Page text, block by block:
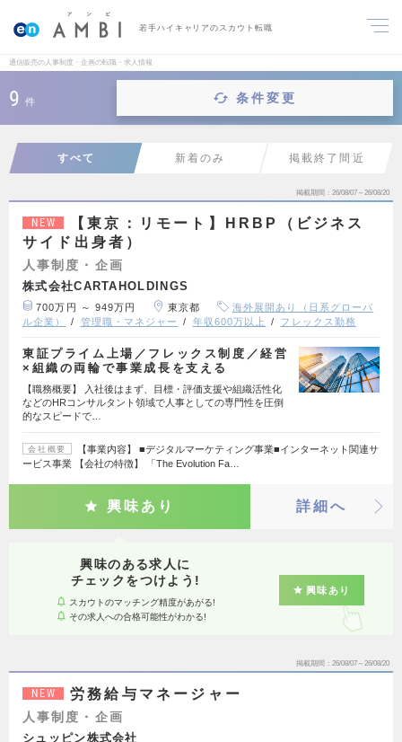
若手ハイキャリアのスカウト転職
通信販売の人事制度・企画の転職・求人情報
9 件 条件変更
すべて 新着のみ 掲載終了間近
掲載期間 26/08/07～26/08/20
NEW
【東京：リモート】HRBP（ビジネス
サイド出身者）
人事制度・企画
株式会社CARTAHOLDINGS
700万円 ～ 949万円 東京都
海外展開あり（日系グローバ
ル企業）
管理職・マネジャー 年収600万以上 フレックス勤務
東証プライム上場／フレックス制度／経営
×組織の両輪で事業成長を支える
【職務概要】 入社後はまず、目標・評価支援や組織活性化
などのHRコンサルタント領域で人事としての専門性を圧倒
的なスピードで…
会社概要
【事業内容】 ■デジタルマーケティング事業■インターネット関連サ
ービス事業 【会社の特徴】 「The Evolution Fa…
興味あり 詳細へ
興味のある求人に
チェックをつけよう!
スカウトのマッチング精度があがる!
その求人への合格可能性がわかる!
興味あり
掲載期間 26/08/07～26/08/20
NEW 労務給与マネージャー
人事制度・企画
シュッピン株式会社